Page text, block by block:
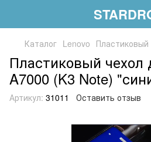
Каталог Lenovo
Пластиковый чехол
A7000 (K3 Note)
Артикул: 31011 Оставить отзыв